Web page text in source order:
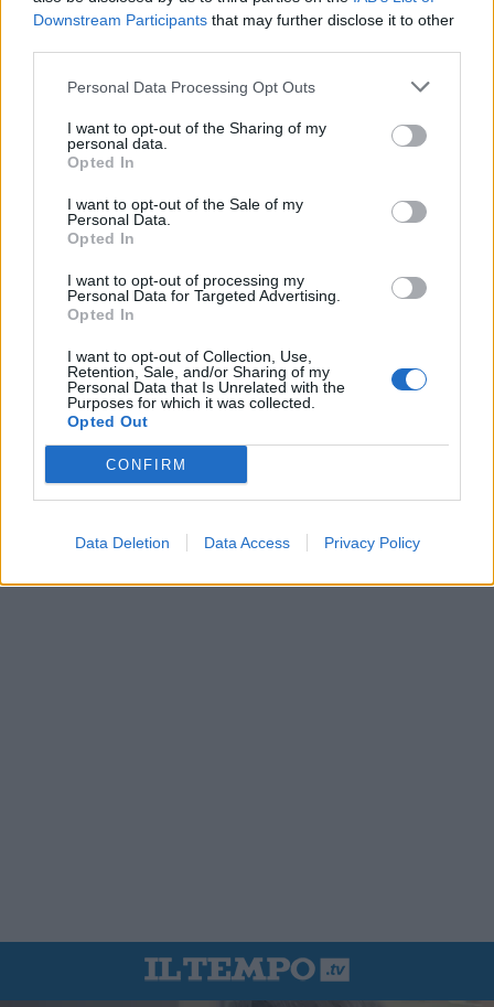
Downstream Participants that may further disclose it to other
Personal Data Processing Opt Outs
I want to opt-out of the Sharing of my
personal data.
Opted In
I want to opt-out of the Sale of my
Personal Data.
Opted In
I want to opt-out of processing my
Personal Data for Targeted Advertising.
Opted In
I want to opt-out of Collection, Use,
Retention, Sale, and/or Sharing of my
Personal Data that Is Unrelated with the
Purposes for which it was collected.
Opted Out
CONFIRM
Data Deletion Data Access Privacy Policy